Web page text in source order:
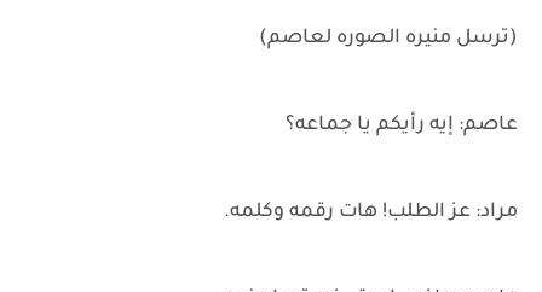
(ترسل منيره الصوره لعاصم)
عاصم: إيه رأيكم يا جماعه؟
مراد: عز الطلب! هات رقمه وكلمه.